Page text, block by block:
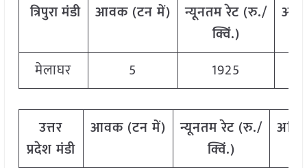
त्रिपुरामंडी आवक(टनमें) न्यूनतमरेट(रु./
क्विं.)
मेलाघर 5 1925
उत्तर
प्रदेशमंडी
आवक(टनमें) न्यूनतमरेट(रु./
क्विं.)